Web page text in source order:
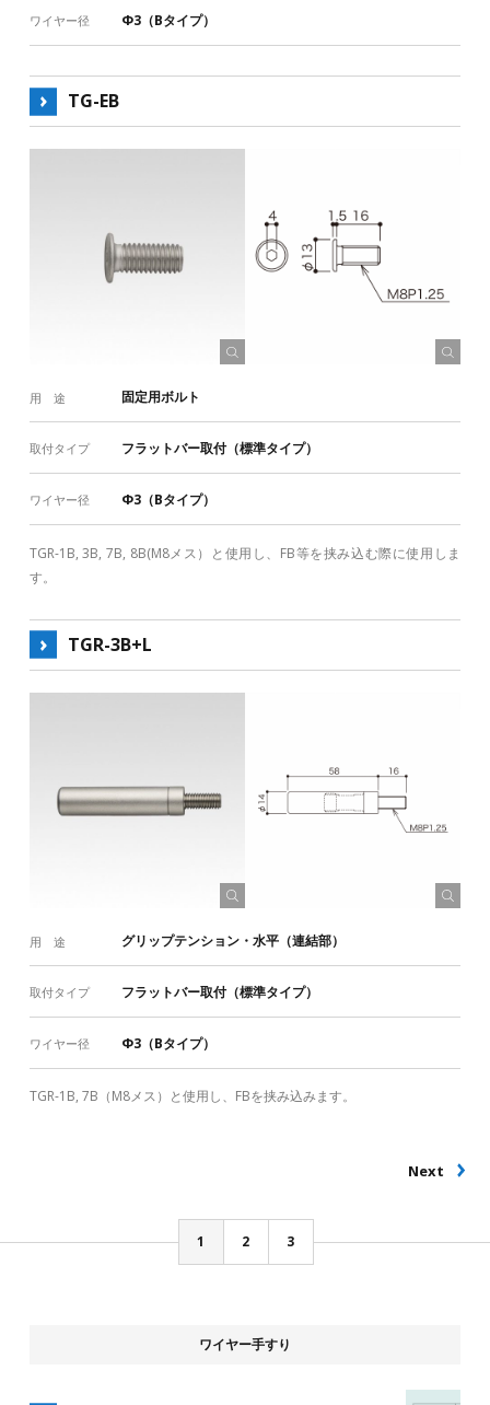
ワイヤー径 Φ3（Bタイプ）
TG-EB
用 途 固定用ボルト
取付タイプ フラットバー取付（標準タイプ）
ワイヤー径 Φ3（Bタイプ）
TGR-1B, 3B, 7B, 8B(M8メス）と使用し、FB等を挟み込む際に使用しま
す。
TGR-3B+L
用 途 グリップテンション・水平（連結部）
取付タイプ フラットバー取付（標準タイプ）
ワイヤー径 Φ3（Bタイプ）
TGR-1B, 7B（M8メス）と使用し、FBを挟み込みます。
1 2 3
Next
ワイヤー手すり